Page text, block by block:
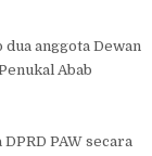
anggota Dewan
Abab
PAW secara